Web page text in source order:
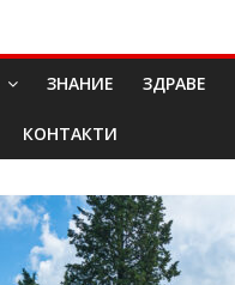
ЗНАНИЕ ЗДРАВЕ
КОНТАКТИ